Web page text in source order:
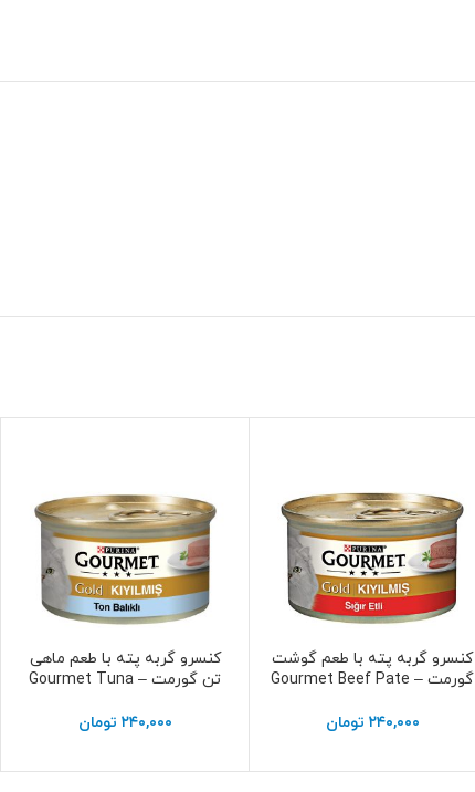
افزودن به سبد خرید
کنسرو گربه پته با طعم گوشت
گورمت – Gourmet Beef Pate
۲۴۰,۰۰۰ تومان
افزودن به سبد خرید
کنسرو گربه پته با طعم ماهی
تن گورمت – Gourmet Tuna
۲۴۰,۰۰۰ تومان